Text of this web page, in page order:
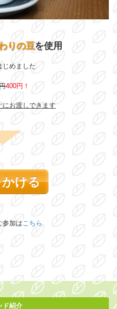
りの豆を使用
じめました
400円！
にお渡しできます
ける
参加はこちら
ド紹介